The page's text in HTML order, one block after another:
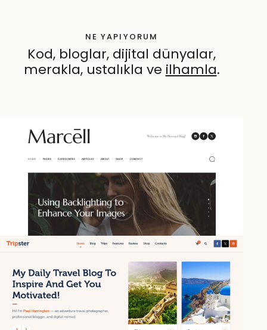
NE YAPIYORUM
Kod, bloglar, dijital dünyalar,
merakla, ustalıkla veöz.